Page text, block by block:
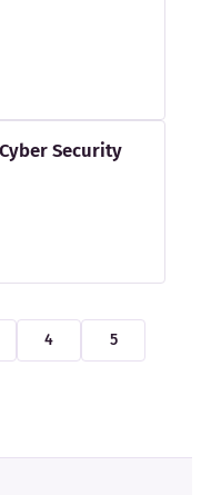
Security
4 5